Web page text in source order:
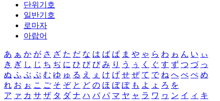
단위기호
일반기호
로마자
아랍어
あ ぁ か が さ ざ た だ な は ば ぱ ま や ゃ ら わ ゎ ん い ぃ
き ぎ し じ ち ぢ に ひ び ぴ み り う ぅ く ぐ す ず つ づ っ
ぬ ふ ぶ ぷ む ゆ ゅ る え ぇ け げ せ ぜ て で ね へ べ ぺ め
れ お ぉ こ ご そ ぞ と ど の ほ ぼ ぽ も よ ょ ろ を
ア ァ カ サ ザ タ ダ ナ ハ バ パ マ ヤ ャ ラ ワ ヮ ン イ ィ キ